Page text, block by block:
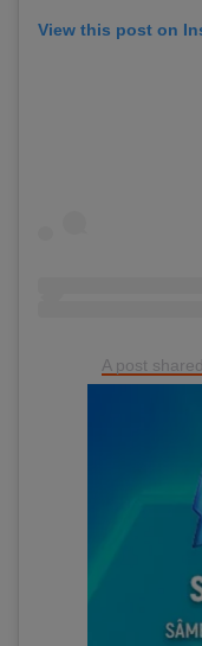
View this post on
A post